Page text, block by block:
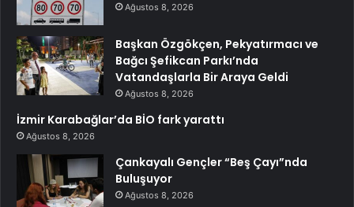
Ağustos 8, 2026
Başkan Özgökçen, Pekyatırmacı ve
Bağcı Şefikcan Parkı’nda
Vatandaşlarla Bir Araya Geldi
Ağustos 8, 2026
İzmir Karabağlar’da BİO fark yarattı
Ağustos 8, 2026
Çankayalı Gençler “Beş Çayı”nda
Buluşuyor
Ağustos 8, 2026